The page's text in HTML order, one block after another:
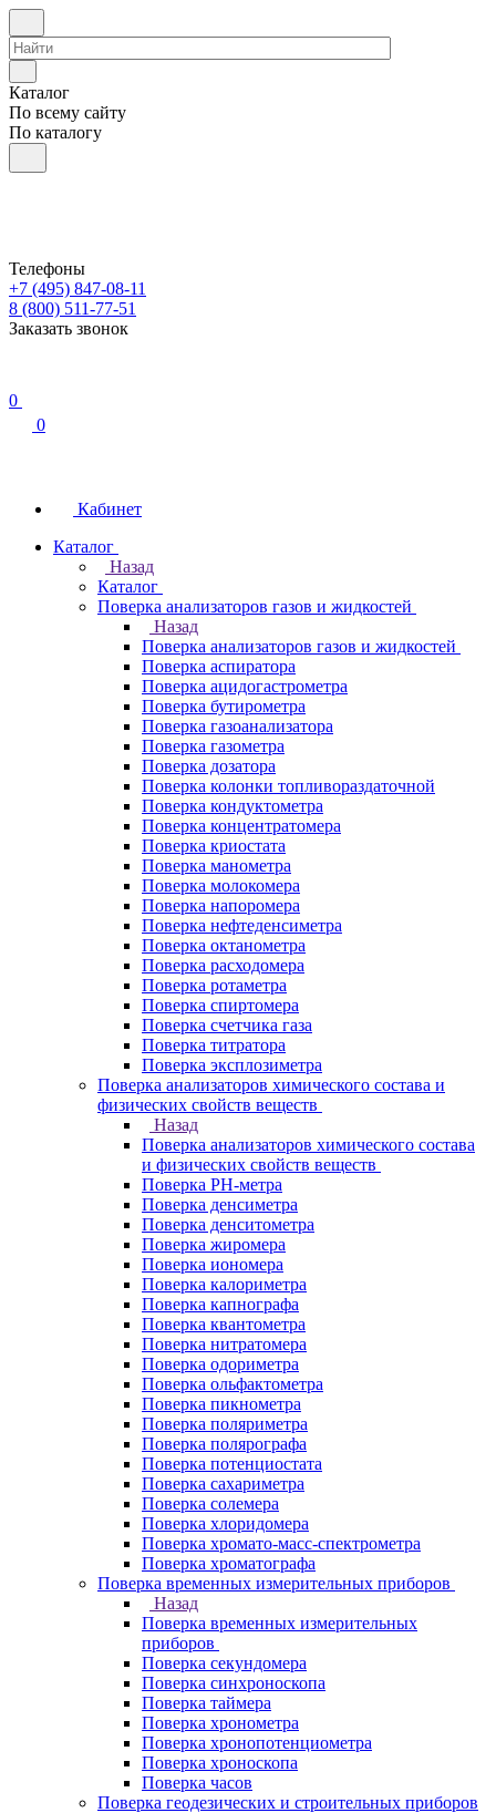
Каталог
По всему сайту
По каталогу
Телефоны
+7 (495) 847-08-11
8 (800) 511-77-51
Заказать звонок
0
0
Кабинет
Каталог
Назад
Каталог
Поверка анализаторов газов и жидкостей
Назад
Поверка анализаторов газов и жидкостей
Поверка аспиратора
Поверка ацидогастрометра
Поверка бутирометра
Поверка газоанализатора
Поверка газометра
Поверка дозатора
Поверка колонки топливораздаточной
Поверка кондуктометра
Поверка концентратомера
Поверка криостата
Поверка манометра
Поверка молокомера
Поверка напоромера
Поверка нефтеденсиметра
Поверка октанометра
Поверка расходомера
Поверка ротаметра
Поверка спиртомера
Поверка счетчика газа
Поверка титратора
Поверка эксплозиметра
Поверка анализаторов химического состава и
физических свойств веществ
Назад
Поверка анализаторов химического состава
и физических свойств веществ
Поверка PH-метра
Поверка денсиметра
Поверка денситометра
Поверка жиромера
Поверка иономера
Поверка калориметра
Поверка капнографа
Поверка квантометра
Поверка нитратомера
Поверка одориметра
Поверка ольфактометра
Поверка пикнометра
Поверка поляриметра
Поверка полярографа
Поверка потенциостата
Поверка сахариметра
Поверка солемера
Поверка хлоридомера
Поверка хромато-масс-спектрометра
Поверка хроматографа
Поверка временных измерительных приборов
Назад
Поверка временных измерительных
приборов
Поверка секундомера
Поверка синхроноскопа
Поверка таймера
Поверка хронометра
Поверка хронопотенциометра
Поверка хроноскопа
Поверка часов
Поверка геодезических и строительных приборов